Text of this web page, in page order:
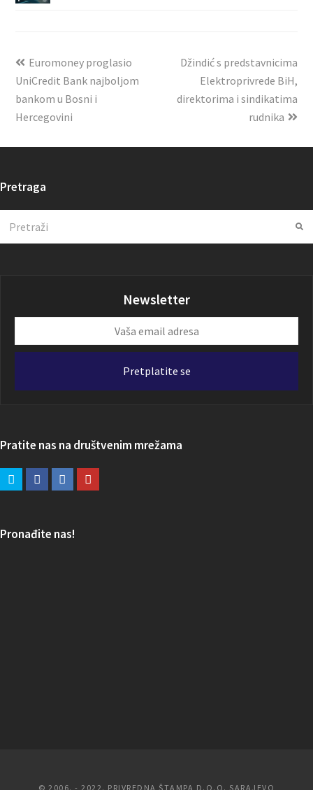
Euromoney proglasio
UniCredit Bank najboljom
bankom u Bosni i
Hercegovini
Džindić s predstavnicima
Elektroprivrede BiH,
direktorima i sindikatima
rudnika
Pretraga
Newsletter
email
Pretplatite se
Pratite nas na društvenim mrežama
Pronađite nas!
© 2006. - 2022. PRIVREDNA ŠTAMPA D.O.O. SARAJEVO